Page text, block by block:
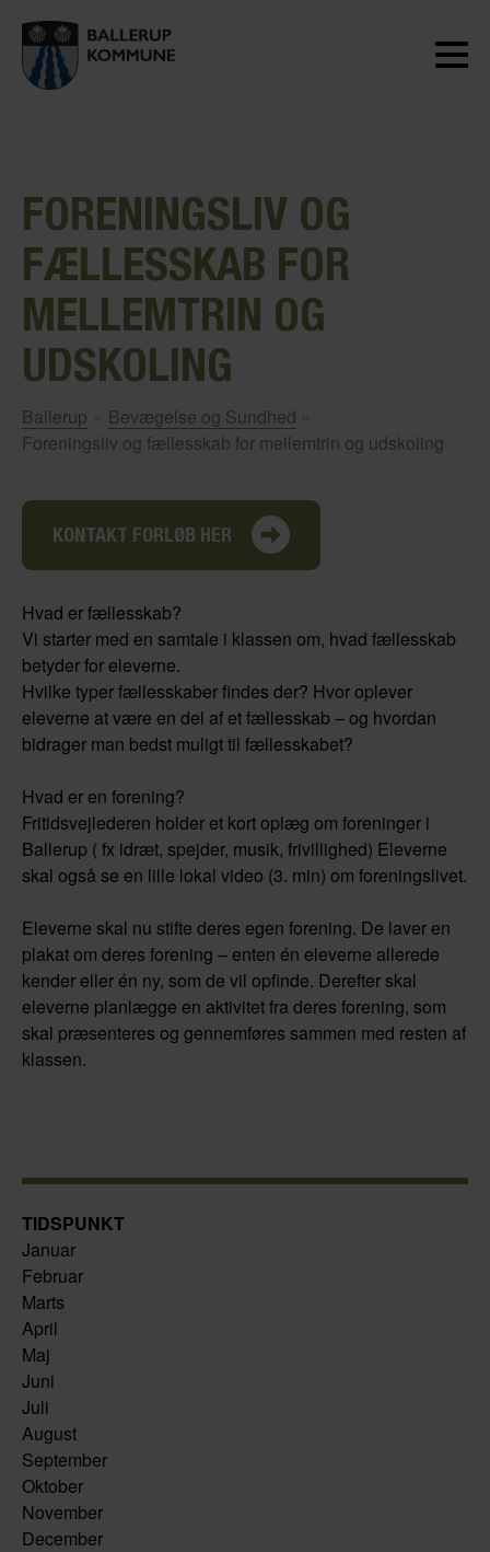
FORENINGSLIV OG
FÆLLESSKAB FOR
MELLEMTRIN OG
UDSKOLING
Ballerup » Bevægelse og Sundhed »
Foreningsliv og fællesskab for mellemtrin og udskoling
KONTAKT FORLØB HER
Hvad er fællesskab?
Vi starter med en samtale i klassen om, hvad fællesskab
betyder for eleverne.
Hvilke typer fællesskaber findes der? Hvor oplever
eleverne at være en del af et fællesskab – og hvordan
bidrager man bedst muligt til fællesskabet?
Hvad er en forening?
Fritidsvejlederen holder et kort oplæg om foreninger i
Ballerup ( fx idræt, spejder, musik, frivillighed) Eleverne
skal også se en lille lokal video (3. min) om foreningslivet.
Eleverne skal nu stifte deres egen forening. De laver en
plakat om deres forening – enten én eleverne allerede
kender eller én ny, som de vil opfinde. Derefter skal
eleverne planlægge en aktivitet fra deres forening, som
skal præsenteres og gennemføres sammen med resten af
klassen.
TIDSPUNKT
Januar
Februar
Marts
April
Maj
Juni
Juli
August
September
Oktober
November
December